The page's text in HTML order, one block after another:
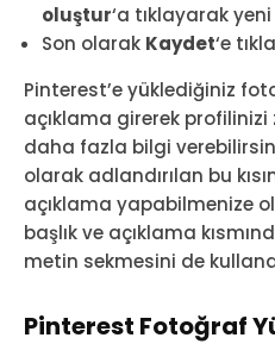
oluştur‘a tıklayarak
Son olarak Kaydet‘e
Pinterest’e yüklediğiniz
açıklama girerek profilinizi
daha fazla bilgi
olarak adlandırılan bu
açıklama yapabilmenize
başlık ve açıklama
metin sekmesini de
Pinterest Fotoğraf